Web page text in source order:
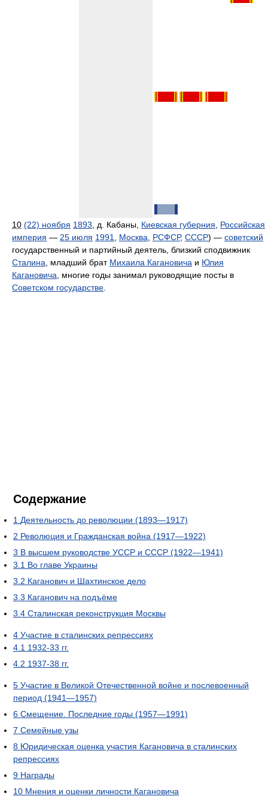
10 (22) ноября 1893 , д. Кабаны, Киевская губерния
Российская
империя — 25 июля 1991 Москва РСФСР, СССР) — советский
государственный и партийный деятель, близкий сподвижник
Сталина , младший брат Михаила Кагановича и Юлия
Кагановича , многие годы занимал руководящие посты в
Советском государстве
Содержание
1 Деятельность до революции (1893—1917)
2 Революция и Гражданская война (1917—1922)
3 В высшем руководстве УССР и СССР (1922—1941)
3.1 Во главе Украины
3.2 Каганович и Шахтинское дело
3.3 Каганович на подъёме
3.4 Сталинская реконструкция Москвы
4 Участие в сталинских репрессиях
4.1 1932-33 гг.
4.2 1937-38 гг.
5 Участие в Великой Отечественной войне и послевоенный
период (1941—1957)
6 Смещение. Последние годы (1957—1991)
7 Семейные узы
8 Юридическая оценка участия Кагановича в сталинских
репрессиях
9 Награды
10 Мнения и оценки личности Кагановича